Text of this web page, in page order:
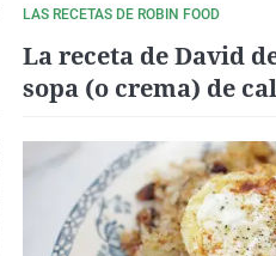
LAS RECETAS DE ROBIN FOOD
La receta de David
sopa (o crema) de